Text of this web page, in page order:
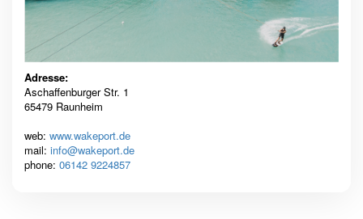
Adresse:
Aschaffenburger Str. 1
65479 Raunheim
web: www.wakeport.de
mail: info@wakeport.de
phone: 06142 9224857